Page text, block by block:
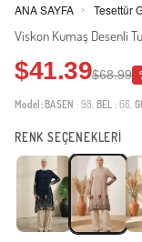
ANA SAYFA > Tesettür
Viskon Kumaş Desenli
$41.39$68.99
Model: BASEN : 98, BEL : 66,
RENK SEÇENEKLERİ